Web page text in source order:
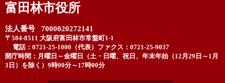
富田林市役所
法人番号 7000020272141
〒584-8511 大阪府富田林市常盤町1-1
電話：0721-25-1000（代表） ファクス：0721-25-9037
開庁時間：月曜日～金曜日（土・日曜、祝日、年末年始（12月29日～1月
3日）を除く）9時00分～17時00分